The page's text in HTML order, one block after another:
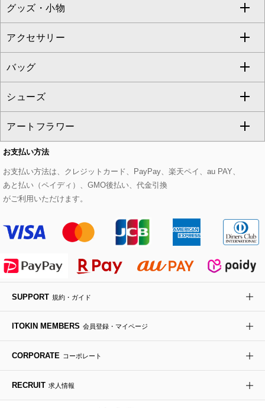
eur3
Maison de CINQ
MK MICHEL KLEIN BAG
HIROKO KOSHINO
アンサンブルセット
ベスト・ジレ
パーカー
タンクトップ・キャミソール
スウェット・ジャージー
その他のトップス
ジャンパースカート
その他のワンピース・ドレス
ガウチョ・ワイドパンツ
ハーフ・ショート丈パンツ
サロペット・オールインワン
その他のパンツ
ひざ丈スカート
ミモレ丈スカート
ショート・ミニ丈スカート
その他のスカート
テーラードジャケット
ノーカラージャケット
セットアップ
セットアップジャケット
セットアップパンツ
セットアップスカート
セットアップワンピース
すべてのコート・ブルゾン
トレンチコート
ピーコート
ダッフルコート
チェスターコート
モッズコート
ステンカラーコート
ライダースジャケット
デニムジャケット
ダウンジャケット・コート
グッズ・小物
すべてのグッズ・小物
マスク
ストール・マフラー・スヌード
ベルト・サスペンダー
帽子
ヘアアクセサリー
ハンカチ・バンダナ
手袋
チャーム・ストラップ
アクセサリー
すべてのアクセサリー
ネックレス
ピアス・イヤリング
ブレスレット・バングル
ブローチ・コサージュ
バッグ
すべてのバッグ
トートバッグ
ショルダーバッグ
ボストンバッグ
バックパック・リュック
ボディバッグ・メッセンジャーバッグ
トラベルバッグ
シューズ
すべてのシューズ
パンプス
スニーカー
フラットシューズ
ローファー
ドレスシューズ
アートフラワー
すべてのアートフラワー
ローズ
カサブランカ・カラー
ラナンキュラス
ポプリアレンジ＆フレグランス
お支払い方法
お支払い方法は、クレジットカード、PayPay、楽天ペイ、au PAY、
あと払い（ペイディ）、GMO後払い、代金引換
がご利用いただけます。
SUPPORT 規約・ガイド
ITOKIN MEMBERS 会員登録・マイページ
CORPORATE コーポレート
RECRUIT 求人情報